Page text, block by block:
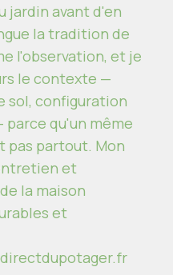
jardin avant d'en
la tradition de
l'observation, et je
le contexte —
sol, configuration
qu'un même
pas partout. Mon
et
la maison
et